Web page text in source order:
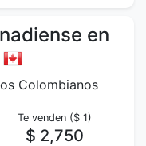
en
Colombianos
Te venden ($ 1)
$ 2,750